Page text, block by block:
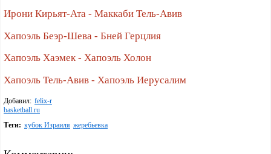
Ирони Кирьят-Ата - Маккаби Тель-Авив
Хапоэль Беэр-Шева - Бней Герцлия
Хапоэль Хаэмек - Хапоэль Холон
Хапоэль Тель-Авив - Хапоэль Иерусалим
Добавил: felix-r
basketball.ru
Теги: кубок Израиля жеребьевка